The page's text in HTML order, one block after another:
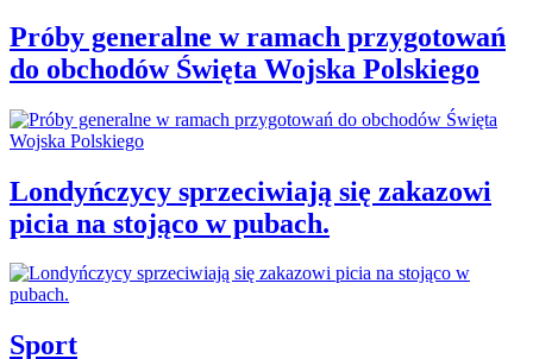
Próby generalne w ramach przygotowań
do obchodów Święta Wojska Polskiego
Londyńczycy sprzeciwiają się zakazowi
picia na stojąco w pubach.
Sport